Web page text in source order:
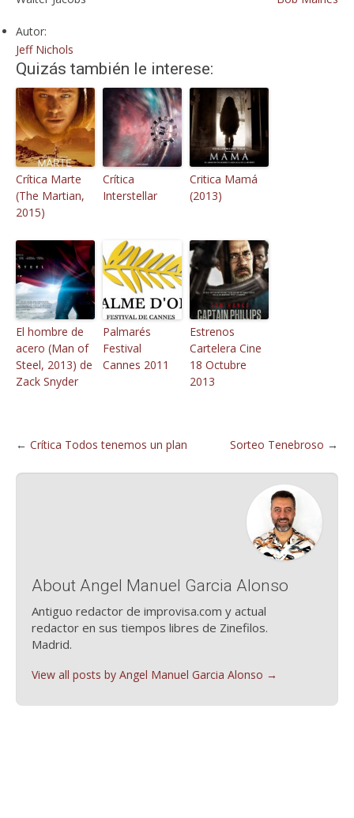
Autor:
Jeff Nichols
Quizás también le interese:
Crítica Marte
(The Martian,
2015)
Crítica
Interstellar
Critica Mamá
(2013)
El hombre de
acero (Man of
Steel, 2013) de
Zack Snyder
Palmarés
Festival
Cannes 2011
Estrenos
Cartelera Cine
18 Octubre
2013
Sorteo Tenebroso →
← Crítica Todos tenemos un plan
About Angel Manuel Garcia Alonso
Antiguo redactor de improvisa.com y actual
redactor en sus tiempos libres de Zinefilos.
Madrid.
View all posts by Angel Manuel Garcia Alonso →